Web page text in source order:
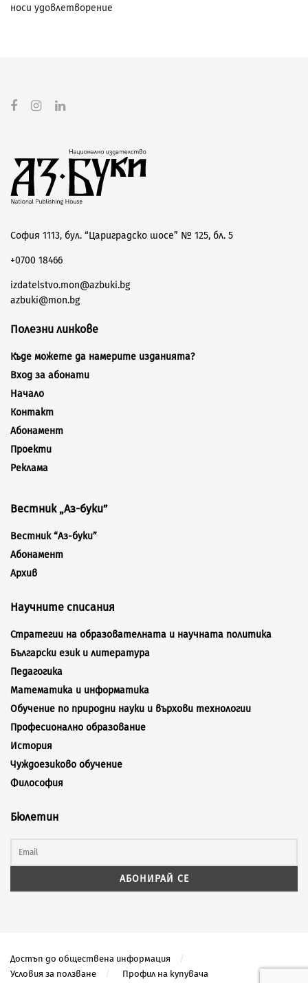
носи удовлетворение
София 1113, бул. “Цариградско шосе” № 125, бл. 5
+0700 18466
izdatelstvo.mon@azbuki.bg
azbuki@mon.bg
Полезни линкове
Къде можете да намерите изданията?
Вход за абонати
Начало
Контакт
Абонамент
Проекти
Реклама
Вестник „Аз-буки”
Вестник “Аз-буки”
Абонамент
Архив
Научните списания
Стратегии на образователната и научната политика
Български език и литература
Педагогика
Математика и информатика
Обучение по природни науки и върхови технологии
Професионално образование
История
Чуждоезиково обучение
Философия
Бюлетин
Достъп до обществена информация
Условия за ползване
Профил на купувача